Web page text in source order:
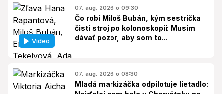
Video
07. aug. 2026 o 09:30
Čo robí Miloš Bubán, kým sestrička
čistí stroj po kolonoskopii: Musím
dávať pozor, aby som to...
07. aug. 2026 o 08:30
Mladá markizáčka odpilotuje lietadlo: